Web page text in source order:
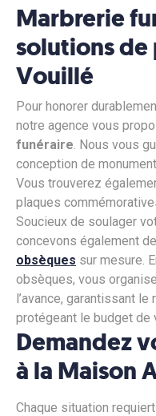
Marbrerie
solutions de
Vouillé
Pour honorer
notre agence vous
funéraire . Nous vous
conception de
Vous trouverez
plaques
Soucieux de soulager
concevons également
obsèques sur mesure.
obsèques, vous
l’avance, garantissant
protégeant le budget de
Demandez
à la Maison
Chaque situation